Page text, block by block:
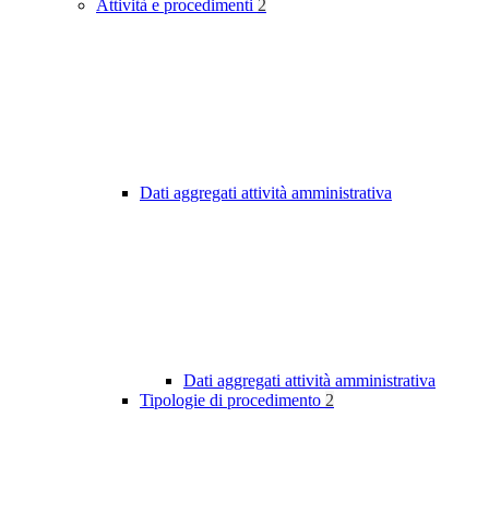
Attività e procedimenti 2
Dati aggregati attività amministrativa
Dati aggregati attività amministrativa
Tipologie di procedimento 2